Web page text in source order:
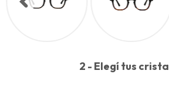
2 - Elegí tus